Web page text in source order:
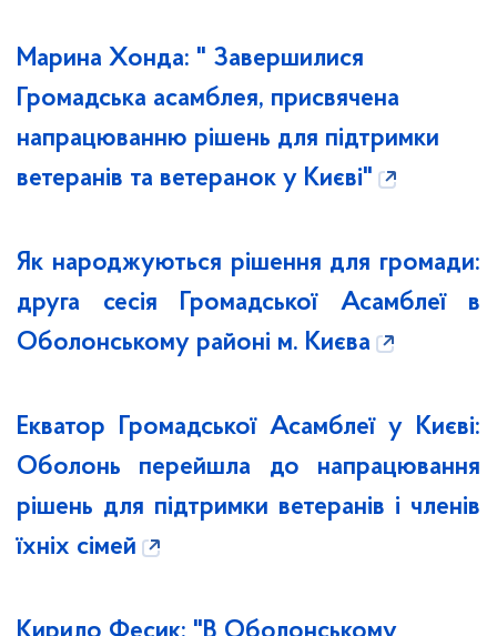
Марина Хонда: " Завершилися
Громадська асамблея, присвячена
напрацюванню рішень для підтримки
ветеранів та ветеранок у Києві"
Як народжуються рішення для громади:
друга сесія Громадської Асамблеї в
Оболонському районі м. Києва
Екватор Громадської Асамблеї у Києві:
Оболонь перейшла до напрацювання
рішень для підтримки ветеранів і членів
їхніх сімей